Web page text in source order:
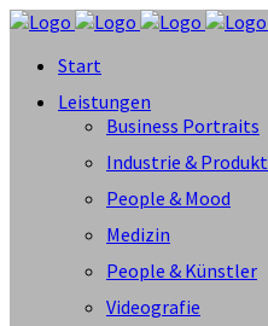
Start
Leistungen
Business Portraits
Industrie & Produkt
People & Mood
Medizin
People & Künstler
Videografie